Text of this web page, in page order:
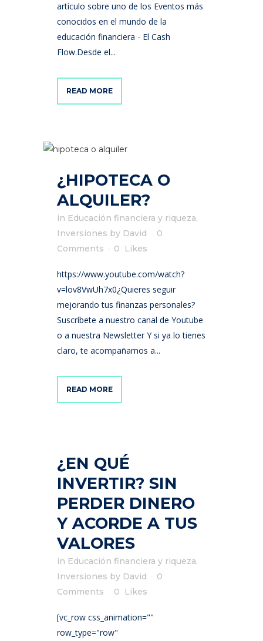
artículo sobre uno de los Eventos más
conocidos en el mundo de la
educación financiera - El Cash
Flow.Desde el...
READ MORE
¿HIPOTECA O
ALQUILER?
in Educación financiera y riqueza,
Inversiones by David
0
Comments
0 Likes
https://www.youtube.com/watch?
v=lov8VwUh7x0¿Quieres seguir
mejorando tus finanzas personales?
Suscríbete a nuestro canal de Youtube
o a nuestra Newsletter Y si ya lo tienes
claro, te acompañamos a...
READ MORE
¿EN QUÉ
INVERTIR? SIN
PERDER DINERO
Y ACORDE A TUS
VALORES
in Educación financiera y riqueza,
Inversiones by David
0
Comments
0 Likes
[vc_row css_animation=""
row_type="row"